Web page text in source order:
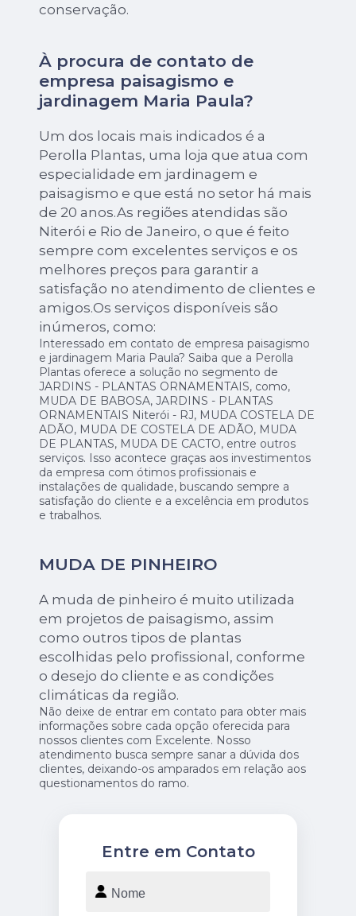
conservação.
À procura de contato de
empresa paisagismo e
jardinagem Maria Paula?
Um dos locais mais indicados é a
Perolla Plantas, uma loja que atua com
especialidade em jardinagem e
paisagismo e que está no setor há mais
de 20 anos.As regiões atendidas são
Niterói e Rio de Janeiro, o que é feito
sempre com excelentes serviços e os
melhores preços para garantir a
satisfação no atendimento de clientes e
amigos.Os serviços disponíveis são
inúmeros, como:
Interessado em contato de empresa paisagismo
e jardinagem Maria Paula? Saiba que a Perolla
Plantas oferece a solução no segmento de
JARDINS - PLANTAS ORNAMENTAIS, como,
MUDA DE BABOSA, JARDINS - PLANTAS
ORNAMENTAIS Niterói - RJ, MUDA COSTELA DE
ADÃO, MUDA DE COSTELA DE ADÃO, MUDA
DE PLANTAS, MUDA DE CACTO, entre outros
serviços. Isso acontece graças aos investimentos
da empresa com ótimos profissionais e
instalações de qualidade, buscando sempre a
satisfação do cliente e a excelência em produtos
e trabalhos.
MUDA DE PINHEIRO
A muda de pinheiro é muito utilizada
em projetos de paisagismo, assim
como outros tipos de plantas
escolhidas pelo profissional, conforme
o desejo do cliente e as condições
climáticas da região.
Não deixe de entrar em contato para obter mais
informações sobre cada opção oferecida para
nossos clientes com Excelente. Nosso
atendimento busca sempre sanar a dúvida dos
clientes, deixando-os amparados em relação aos
questionamentos do ramo.
Entre em Contato